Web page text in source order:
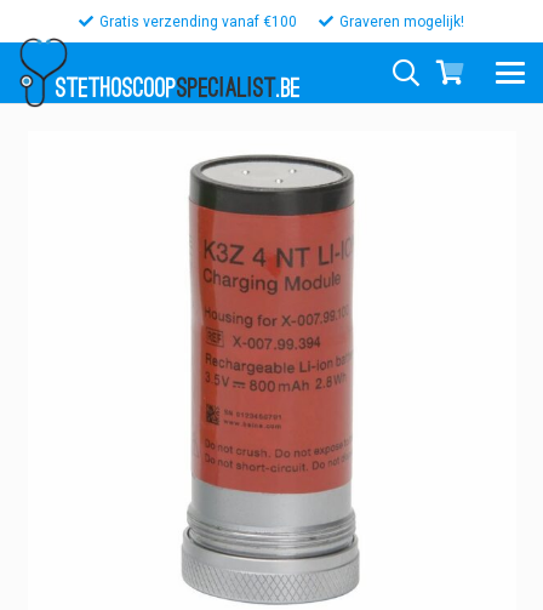
Gratis verzending vanaf €100 Graveren mogelijk!
STETHOSCOOPSPECIALIST.BE